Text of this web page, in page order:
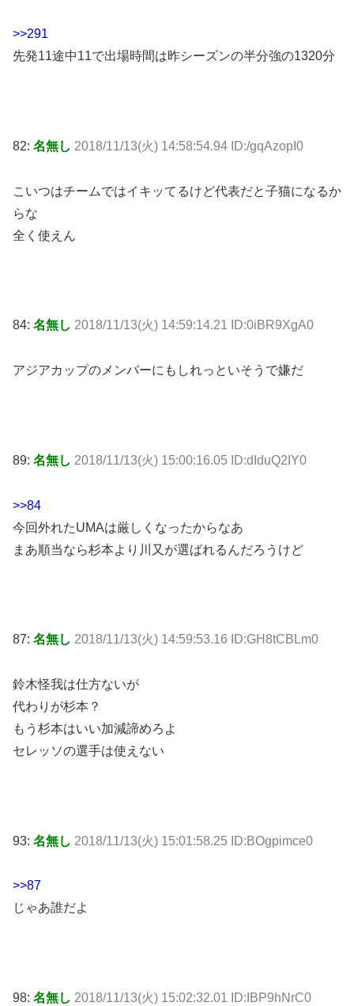
>>291
先発11途中11で出場時間は昨シーズンの半分強の1320分
82: 名無し 2018/11/13(火) 14:58:54.94 ID:/gqAzopI0
こいつはチームではイキッてるけど代表だと子猫になるか
らな
全く使えん
84: 名無し 2018/11/13(火) 14:59:14.21 ID:0iBR9XgA0
アジアカップのメンバーにもしれっといそうで嫌だ
89: 名無し 2018/11/13(火) 15:00:16.05 ID:dIduQ2IY0
>>84
今回外れたUMAは厳しくなったからなあ
まあ順当なら杉本より川又が選ばれるんだろうけど
87: 名無し 2018/11/13(火) 14:59:53.16 ID:GH8tCBLm0
鈴木怪我は仕方ないが
代わりが杉本？
もう杉本はいい加減諦めろよ
セレッソの選手は使えない
93: 名無し 2018/11/13(火) 15:01:58.25 ID:BOgpimce0
>>87
じゃあ誰だよ
98: 名無し 2018/11/13(火) 15:02:32.01 ID:IBP9hNrC0